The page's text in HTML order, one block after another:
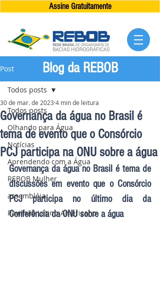
Assine Gratuitamente
Post
Todos posts
Olhando para Água
Notícias
Aprendendo com a Água
REBOB Mulher
assembléia
Pavilhão Latino-Americano
Todos posts
Governança da água no Brasil é
tema de evento que o Consórcio
PCJ participa na ONU sobre a água
30 de mar. de 2023 4 min de leitura
Governança da água no Brasil é tema de
discussões em evento que o Consórcio
PCJ participa no último dia da
Conferência da ONU sobre a água
Blog da REBOB